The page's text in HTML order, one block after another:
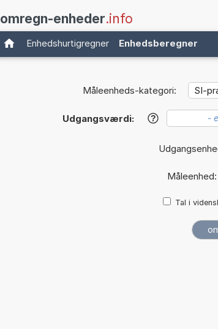
omregn-enheder.info
Enhedshurtigregner Enhedsberegner
Måleenheds-kategori:
Udgangsværdi: ?
Måleenhed:
Tal i